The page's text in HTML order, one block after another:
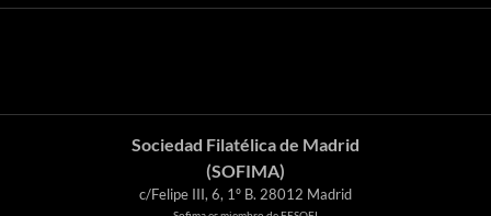
Sociedad Filatélica de Madrid
(SOFIMA)
c/Felipe III, 6, 1º B. 28012 Madrid